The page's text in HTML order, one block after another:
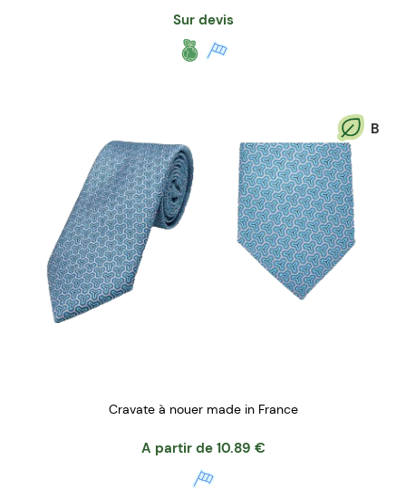
Sur devis
B
Cravate à nouer made in France
A partir de 10.89 €